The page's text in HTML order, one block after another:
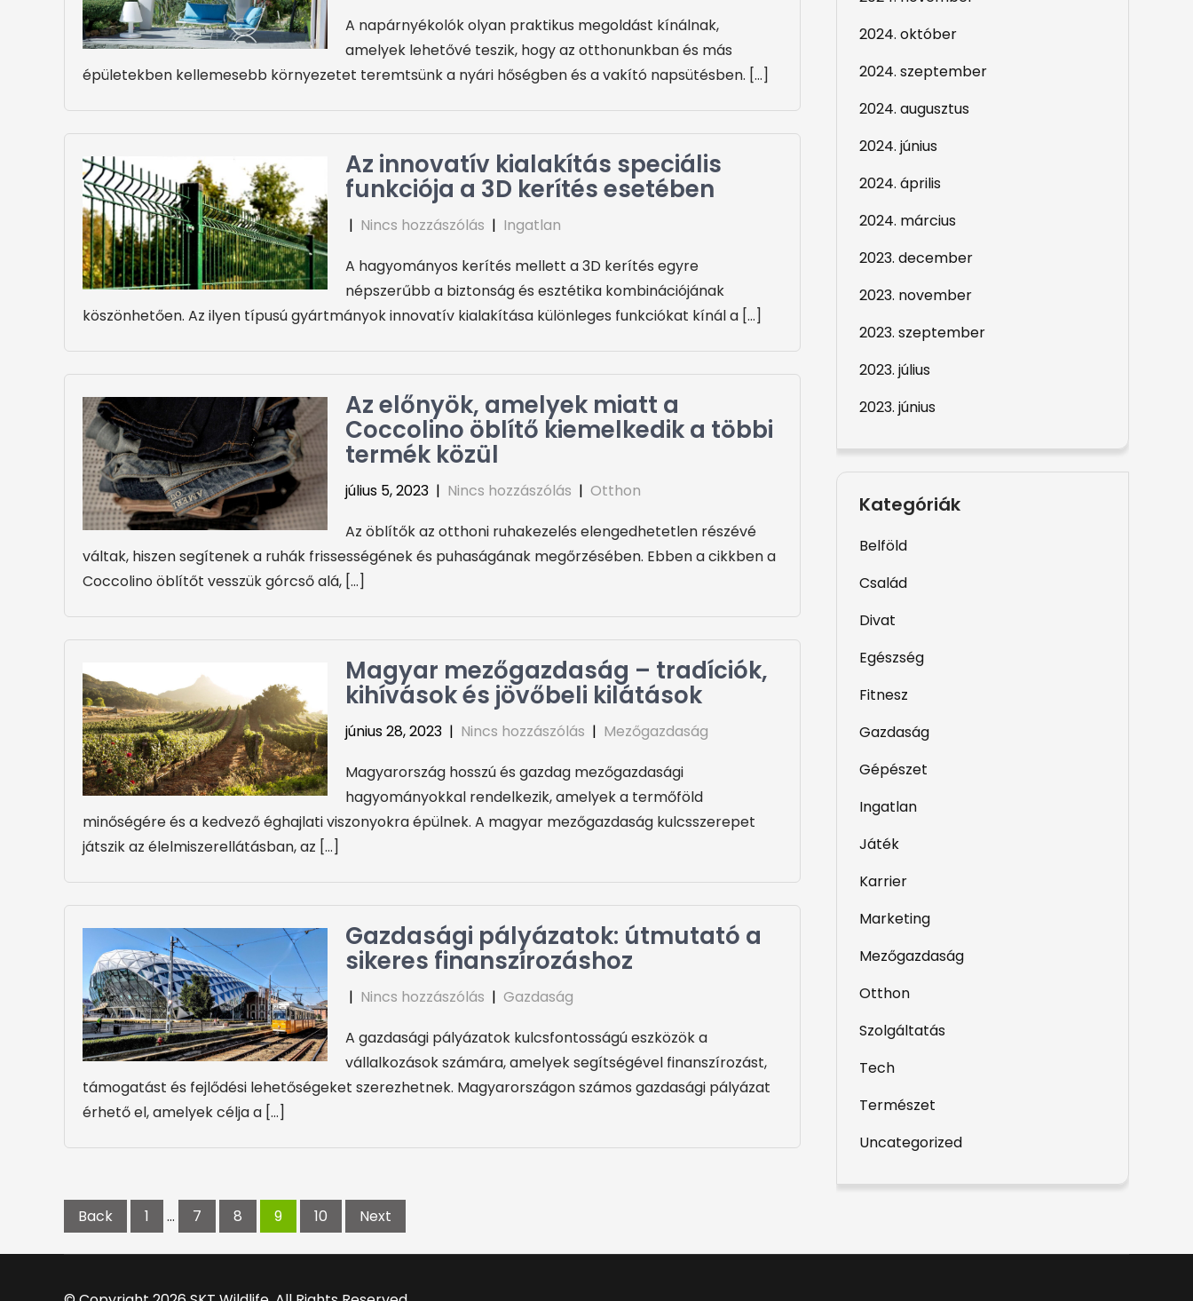
A napárnyékolók olyan praktikus megoldást kínálnak,
amelyek lehetővé teszik, hogy az otthonunkban és más
épületekben kellemesebb környezetet teremtsünk a nyári hőségben és a vakító napsütésben. […]
Az innovatív kialakítás speciális
funkciója a 3D kerítés esetében
| Nincs hozzászólás | Ingatlan
A hagyományos kerítés mellett a 3D kerítés egyre
népszerűbb a biztonság és esztétika kombinációjának
köszönhetően. Az ilyen típusú gyártmányok innovatív kialakítása különleges funkciókat kínál a […]
Az előnyök, amelyek miatt a
Coccolino öblítő kiemelkedik a többi
termék közül
július 5, 2023 | Nincs hozzászólás | Otthon
Az öblítők az otthoni ruhakezelés elengedhetetlen részévé
váltak, hiszen segítenek a ruhák frissességének és puhaságának megőrzésében. Ebben a cikkben a
Coccolino öblítőt vesszük górcső alá, […]
Magyar mezőgazdaság – tradíciók,
kihívások és jövőbeli kilátások
június 28, 2023 | Nincs hozzászólás | Mezőgazdaság
Magyarország hosszú és gazdag mezőgazdasági
hagyományokkal rendelkezik, amelyek a termőföld
minőségére és a kedvező éghajlati viszonyokra épülnek. A magyar mezőgazdaság kulcsszerepet
játszik az élelmiszerellátásban, az […]
Gazdasági pályázatok: útmutató a
sikeres finanszírozáshoz
| Nincs hozzászólás | Gazdaság
A gazdasági pályázatok kulcsfontosságú eszközök a
vállalkozások számára, amelyek segítségével finanszírozást,
támogatást és fejlődési lehetőségeket szerezhetnek. Magyarországon számos gazdasági pályázat
érhető el, amelyek célja a […]
lapozása
Back 1 … 7 8 9 10 Next
2024. október
2024. szeptember
2024. augusztus
2024. június
2024. április
2024. március
2023. december
2023. november
2023. szeptember
2023. július
2023. június
Kategóriák
Belföld
Család
Divat
Egészség
Fitnesz
Gazdaság
Gépészet
Ingatlan
Játék
Karrier
Marketing
Mezőgazdaság
Otthon
Szolgáltatás
Tech
Természet
Uncategorized